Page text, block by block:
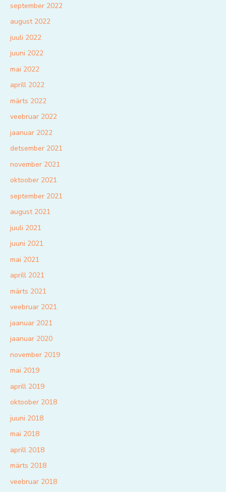
september 2022
august 2022
juuli 2022
juuni 2022
mai 2022
aprill 2022
märts 2022
veebruar 2022
jaanuar 2022
detsember 2021
november 2021
oktoober 2021
september 2021
august 2021
juuli 2021
juuni 2021
mai 2021
aprill 2021
märts 2021
veebruar 2021
jaanuar 2021
jaanuar 2020
november 2019
mai 2019
aprill 2019
oktoober 2018
juuni 2018
mai 2018
aprill 2018
märts 2018
veebruar 2018